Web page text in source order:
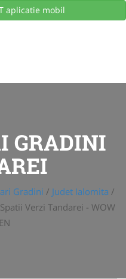
aplicatie mobil
GRADINI
Gradini / Judet Ialomita /
Verzi Tandarei - WOW